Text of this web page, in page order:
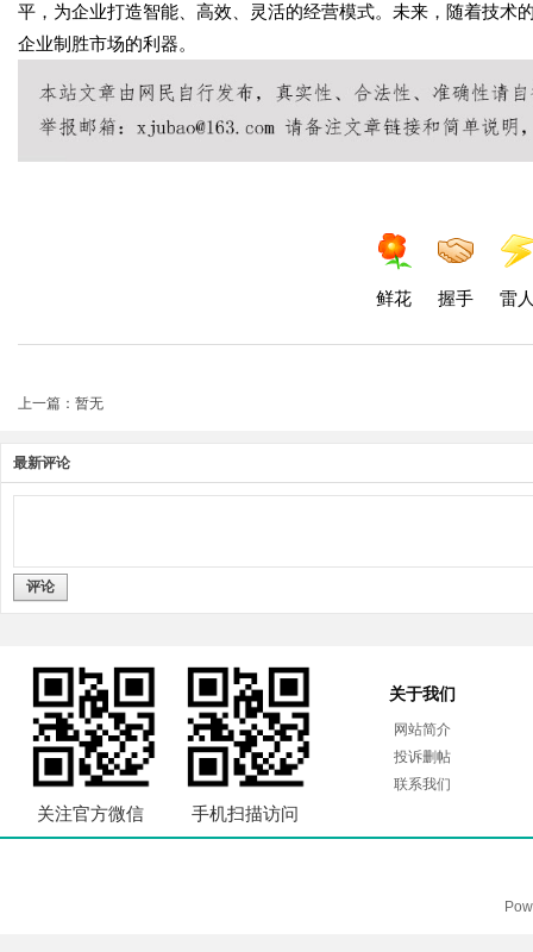
平，为企业打造智能、高效、灵活的经营模式。未来，随着技术
企业制胜市场的利器。
鲜花 握手 雷
上一篇：暂无
最新评论
评论
关注官方微信 手机扫描访问
关于我们
网站简介
投诉删帖
联系我们